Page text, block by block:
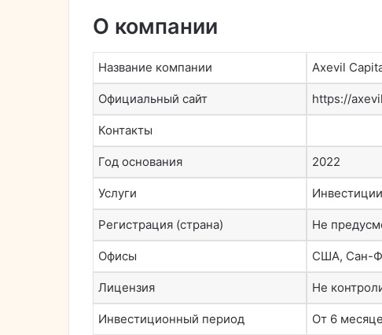
О компании
Название компании Axevil
Официальный сайт https://
Контакты
Год основания 2022
Услуги Инвестиции
Регистрация (страна) Не
Офисы США, Сан-
Лицензия Не
Инвестиционный период От 6